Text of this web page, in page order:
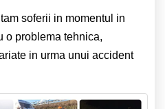
soferii in momentul in
o problema tehnica,
in urma unui accident